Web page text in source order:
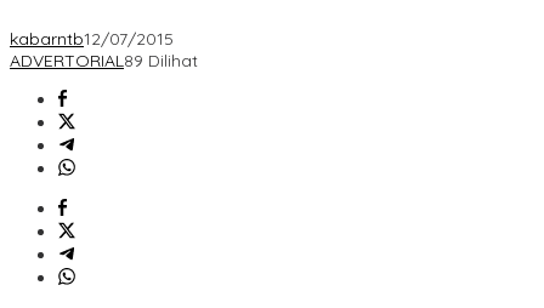
kabarntb12/07/2015
ADVERTORIAL89 Dilihat